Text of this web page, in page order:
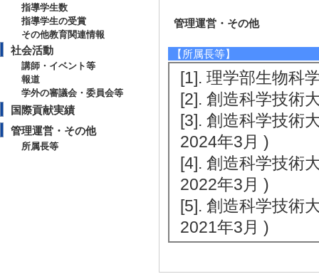
指導学生数
指導学生の受賞
その他教育関連情報
社会活動
講師・イベント等
報道
学外の審議会・委員会等
国際貢献実績
管理運営・その他
所属長等
管理運営・その他
【所属長等】
[1]. 理学部生物科
[2]. 創造科学技術
[3]. 創造科学技術
2024年3月 )
[4]. 創造科学技術
2022年3月 )
[5]. 創造科学技術
2021年3月 )